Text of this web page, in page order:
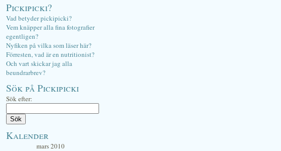
Pickipicki?
Vad betyder pickipicki?
Vem knäpper alla fina fotografier
egentligen?
Nyfiken på vilka som läser här?
Förresten, vad är en nutritionist?
Och vart skickar jag alla
beundrarbrev?
Sök på Pickipicki
Sök efter:
Kalender
mars 2010